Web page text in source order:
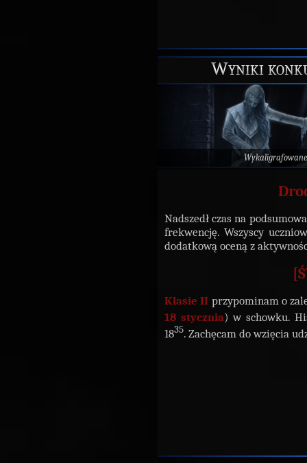
Wyniki
Nadszedł czas na
frekwencję. Wszyscy
dodatkową oceną z
Klasie II przypominam o
18 stycznia) w schowku.
1835. Zachęcam do wzięcia